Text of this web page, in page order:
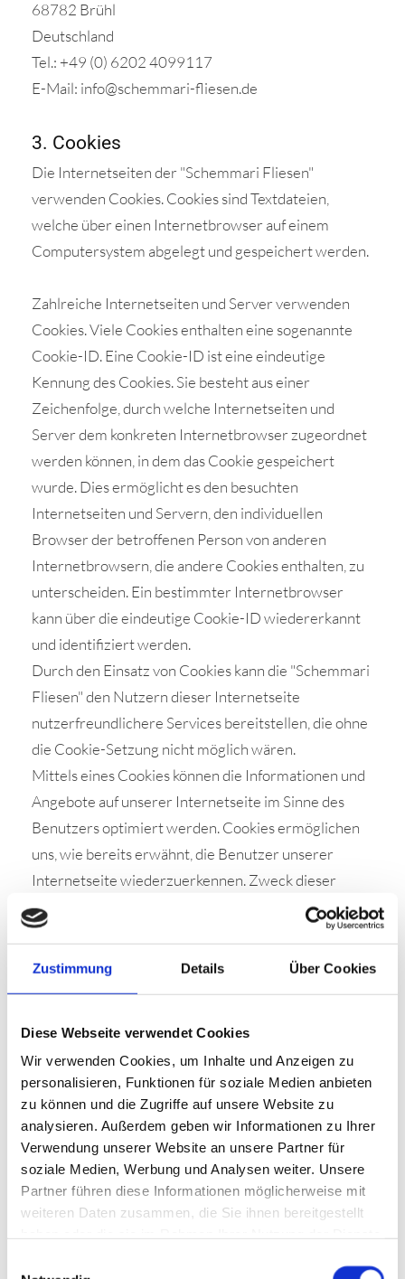
Zustimmung Details Über Cookies
Diese Webseite verwendet Cookies
Wir verwenden Cookies, um Inhalte und Anzeigen zu
personalisieren, Funktionen für soziale Medien anbieten
zu können und die Zugriffe auf unsere Website zu
analysieren. Außerdem geben wir Informationen zu Ihrer
Verwendung unserer Website an unsere Partner für
soziale Medien, Werbung und Analysen weiter. Unsere
Partner führen diese Informationen möglicherweise mit
weiteren Daten zusammen, die Sie ihnen bereitgestellt
68782 Brühl
Deutschland
Tel.: +49 (0) 6202 4099117
E-Mail: info@schemmari-fliesen.de
3. Cookies
Die Internetseiten der "Schemmari Fliesen"
verwenden Cookies. Cookies sind Textdateien,
welche über einen Internetbrowser auf einem
Computersystem abgelegt und gespeichert werden.
Zahlreiche Internetseiten und Server verwenden
Cookies. Viele Cookies enthalten eine sogenannte
Cookie-ID. Eine Cookie-ID ist eine eindeutige
Kennung des Cookies. Sie besteht aus einer
Zeichenfolge, durch welche Internetseiten und
Server dem konkreten Internetbrowser zugeordnet
werden können, in dem das Cookie gespeichert
wurde. Dies ermöglicht es den besuchten
Internetseiten und Servern, den individuellen
Browser der betroffenen Person von anderen
Internetbrowsern, die andere Cookies enthalten, zu
unterscheiden. Ein bestimmter Internetbrowser
kann über die eindeutige Cookie-ID wiedererkannt
und identifiziert werden.
Durch den Einsatz von Cookies kann die "Schemmari
Fliesen" den Nutzern dieser Internetseite
nutzerfreundlichere Services bereitstellen, die ohne
die Cookie-Setzung nicht möglich wären.
Mittels eines Cookies können die Informationen und
Angebote auf unserer Internetseite im Sinne des
Benutzers optimiert werden. Cookies ermöglichen
uns, wie bereits erwähnt, die Benutzer unserer
Internetseite wiederzuerkennen. Zweck dieser
Wiedererkennung ist es, den Nutzern die
Verwendung unserer Internetseite zu erleichtern.
Der Benutzer einer Internetseite, die Cookies
eingeben, weil dies von der Internetseite und dem
auf dem Computersystem des Benutzers abgelegten
Cookie übernommen wird. Ein weiteres Beispiel ist
das Cookie eines Warenkorbes im Online-Shop. Der
Online-Shop merkt sich die Artikel, die ein Kunde in
den virtuellen Warenkorb gelegt hat, über ein
Cookie.
Die betroffene Person kann die Setzung von Cookies
entsprechenden Einstellung des genutzten